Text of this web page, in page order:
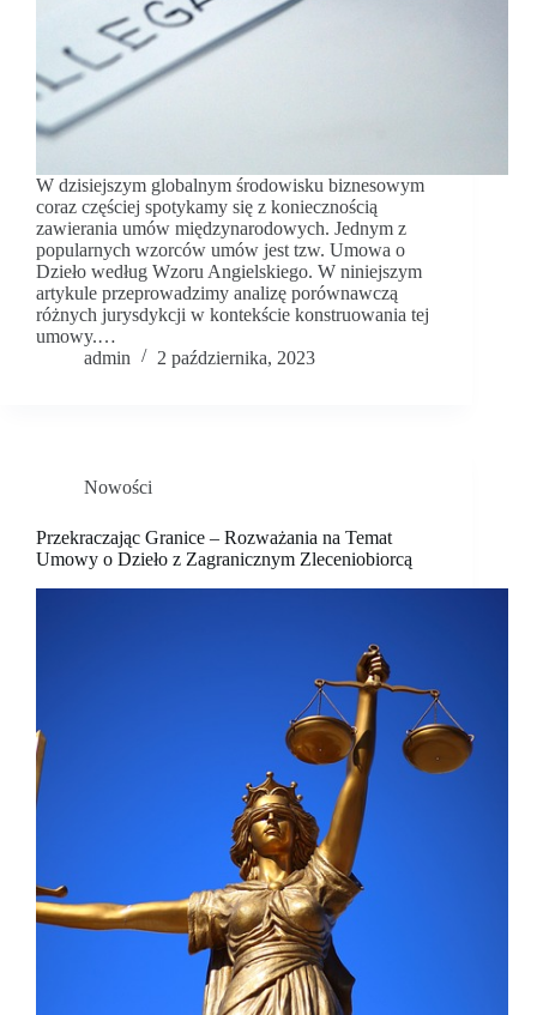
W dzisiejszym globalnym środowisku biznesowym
coraz częściej spotykamy się z koniecznością
zawierania umów międzynarodowych. Jednym z
popularnych wzorców umów jest tzw. Umowa o
Dzieło według Wzoru Angielskiego. W niniejszym
artykule przeprowadzimy analizę porównawczą
różnych jurysdykcji w kontekście konstruowania tej
umowy.…
admin
2 października, 2023
Nowości
Przekraczając Granice – Rozważania na Temat
Umowy o Dzieło z Zagranicznym Zleceniobiorcą